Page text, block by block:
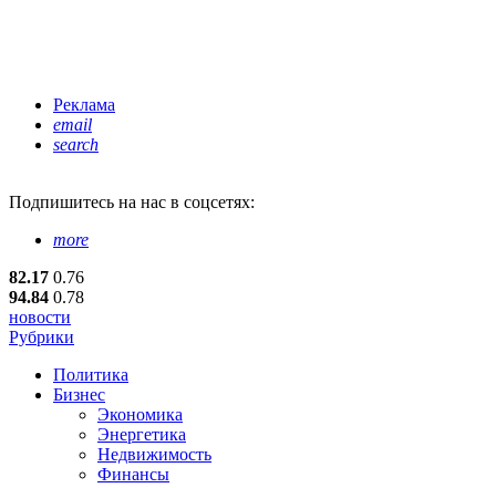
Реклама
email
search
Подпишитесь на нас в соцсетях:
more
82.17 0.76
94.84 0.78
новости
Рубрики
Политика
Бизнес
Экономика
Энергетика
Недвижимость
Финансы